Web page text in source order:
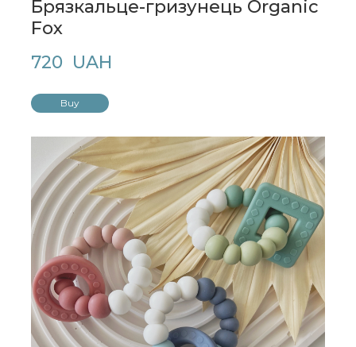
Брязкальце-гризунець Organic
Fox
720  UAH
Buy